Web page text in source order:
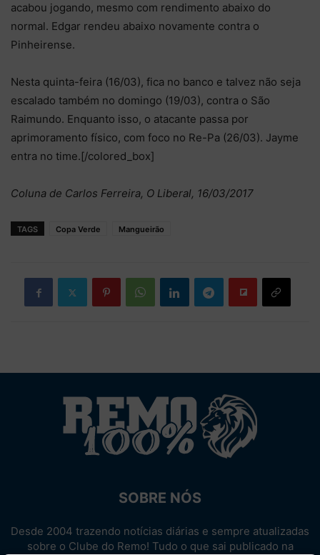
acabou jogando, mesmo com rendimento abaixo do
normal. Edgar rendeu abaixo novamente contra o
Pinheirense.
Nesta quinta-feira (16/03), fica no banco e talvez não seja
escalado também no domingo (19/03), contra o São
Raimundo. Enquanto isso, o atacante passa por
aprimoramento físico, com foco no Re-Pa (26/03). Jayme
entra no time.[/colored_box]
Coluna de Carlos Ferreira, O Liberal, 16/03/2017
TAGS Copa Verde Mangueirão
SOBRE NÓS
Desde 2004 trazendo notícias diárias e sempre atualizadas
sobre o Clube do Remo! Tudo o que sai publicado na